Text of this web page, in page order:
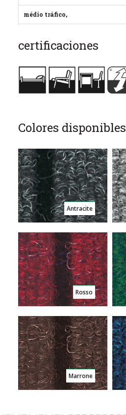
médio tráfico,
certificaciones
Colores disponibles
Antracite
Rosso
Marrone